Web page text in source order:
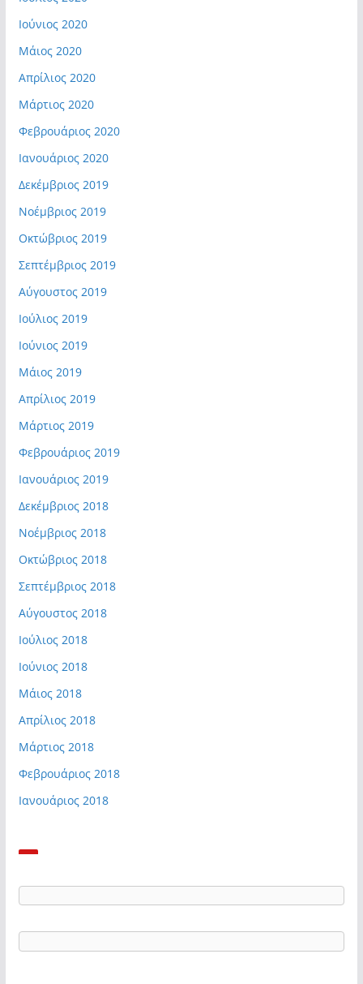
Ιούνιος 2020
Μάιος 2020
Απρίλιος 2020
Μάρτιος 2020
Φεβρουάριος 2020
Ιανουάριος 2020
Δεκέμβριος 2019
Νοέμβριος 2019
Οκτώβριος 2019
Σεπτέμβριος 2019
Αύγουστος 2019
Ιούλιος 2019
Ιούνιος 2019
Μάιος 2019
Απρίλιος 2019
Μάρτιος 2019
Φεβρουάριος 2019
Ιανουάριος 2019
Δεκέμβριος 2018
Νοέμβριος 2018
Οκτώβριος 2018
Σεπτέμβριος 2018
Αύγουστος 2018
Ιούλιος 2018
Ιούνιος 2018
Μάιος 2018
Απρίλιος 2018
Μάρτιος 2018
Φεβρουάριος 2018
Ιανουάριος 2018